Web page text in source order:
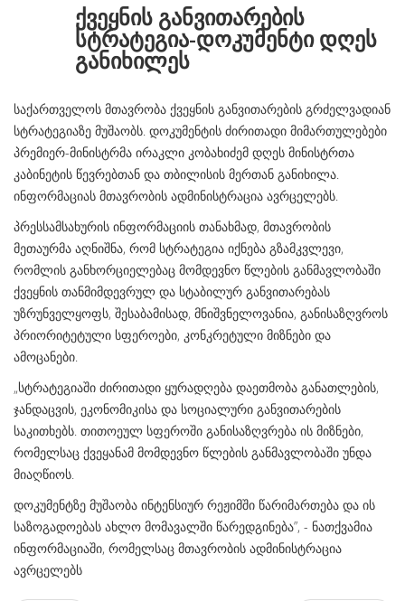
ქვეყნის განვითარების
სტრატეგია-დოკუმენტი დღეს
განიხილეს
საქართველოს მთავრობა ქვეყნის განვითარების გრძელვადიან
სტრატეგიაზე მუშაობს. დოკუმენტის ძირითადი მიმართულებები
პრემიერ-მინისტრმა ირაკლი კობახიძემ დღეს მინისტრთა
კაბინეტის წევრებთან და თბილისის მერთან განიხილა.
ინფორმაციას მთავრობის ადმინისტრაცია ავრცელებს.
პრესსამსახურის ინფორმაციის თანახმად, მთავრობის
მეთაურმა აღნიშნა, რომ სტრატეგია იქნება გზამკვლევი,
რომლის განხორციელებაც მომდევნო წლების განმავლობაში
ქვეყნის თანმიმდევრულ და სტაბილურ განვითარებას
უზრუნველყოფს, შესაბამისად, მნიშვნელოვანია, განისაზღვროს
პრიორიტეტული სფეროები, კონკრეტული მიზნები და
ამოცანები.
„სტრატეგიაში ძირითადი ყურადღება დაეთმობა განათლების,
ჯანდაცვის, ეკონომიკისა და სოციალური განვითარების
საკითხებს. თითოეულ სფეროში განისაზღვრება ის მიზნები,
რომელსაც ქვეყანამ მომდევნო წლების განმავლობაში უნდა
მიაღწიოს.
დოკუმენტზე მუშაობა ინტენსიურ რეჟიმში წარიმართება და ის
საზოგადოებას ახლო მომავალში წარედგინება”, - ნათქვამია
ინფორმაციაში, რომელსაც მთავრობის ადმინისტრაცია
ავრცელებს